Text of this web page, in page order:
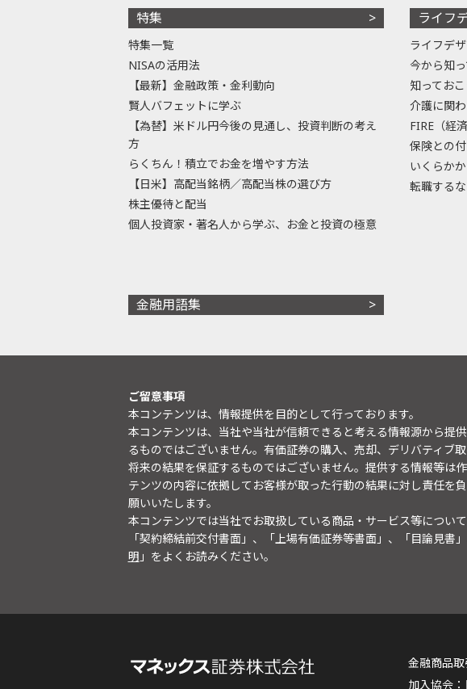
特集
特集一覧
NISAの活用法
【最新】金融政策・金利動向
賢人バフェットに学ぶ
【為替】米ドル円今後の見通し、投資判断の考え
方
らくちん！積立でお金を増やす方法
【日米】高配当銘柄／高配当株の選び方
株主優待と配当
個人投資家・著名人から学ぶ、お金と投資の極意
ライフ
ライフデ
今から知
知ってお
介護に関
FIRE（経
保険との
いくらか
転職する
金融用語集
ご留意事項
本コンテンツは、情報提供を目的として行っております。
本コンテンツは、当社や当社が信頼できると考える情報源から提
るものではございません。有価証券の購入、売却、デリバティブ
将来の結果を保証するものではございません。提供する情報等は
テンツの内容に依拠してお客様が取った行動の結果に対し責任を
願いいたします。
本コンテンツでは当社でお取扱している商品・サービス等につい
「契約締結前交付書面」、「上場有価証券等書面」、「目論見
明 」をよくお読みください。
金融商品